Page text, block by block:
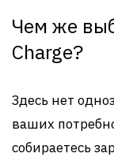
Чем же
Charge?
Здесь нет
ваших
собираетесь